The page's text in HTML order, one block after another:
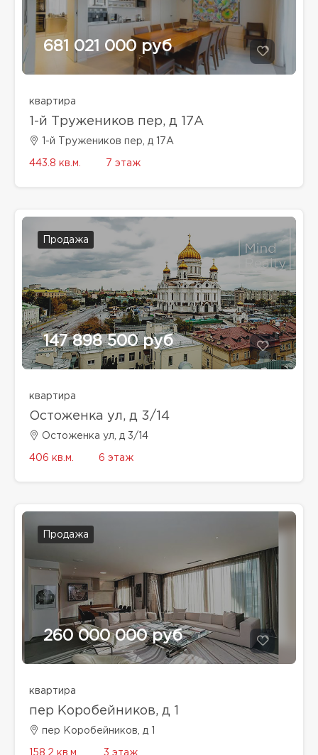
681 021 000 руб
квартира
1-й Тружеников пер, д 17А
1-й Тружеников пер, д 17А
443.8 кв.м. 7 этаж
Продажа
147 898 500 руб
квартира
Остоженка ул, д 3/14
Остоженка ул, д 3/14
406 кв.м. 6 этаж
Продажа
260 000 000 руб
квартира
пер Коробейников, д 1
пер Коробейников, д 1
158.2 кв.м. 3 этаж